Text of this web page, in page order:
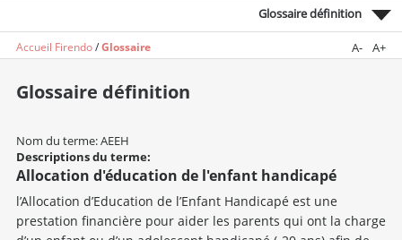
Glossaire définition
Accueil Firendo/Glossaire A- A+
Glossaire définition
Nom du terme: AEEH
Descriptions du terme:
Allocation d'éducation de l'enfant handicapé
l’Allocation d’Education de l’Enfant Handicapé est une
prestation financière pour aider les parents qui ont la charge